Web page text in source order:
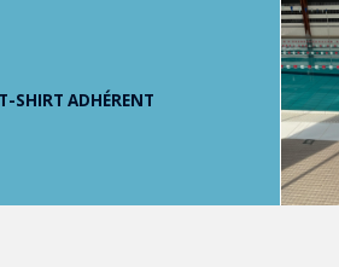
SHIRT ADHÉRENT